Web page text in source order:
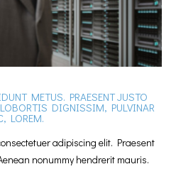
METUS. PRAESENT JUSTO
DIGNISSIM, PULVINAR
LOREM.
adipiscing elit. Praesent
nonummy hendrerit mauris.